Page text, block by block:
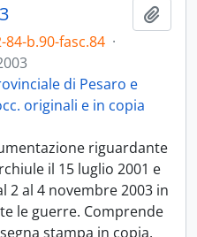
84-b.90-fasc.84 ·
di Pesaro e
originali e in copia
riguardante
il 15 luglio 2001 e
2 al 4 novembre 2003 in
le guerre. Comprende
stampa in copia.